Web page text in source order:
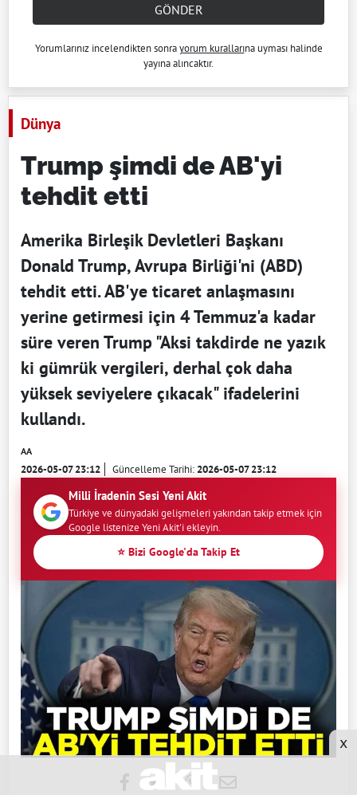
GÖNDER
Yorumlarınız incelendikten sonrayorum kurallarına uyması halinde
yayına alıncaktır.
Dünya
Trump şimdi de AB'yi
tehdit etti
Amerika Birleşik Devletleri Başkanı
Donald Trump, Avrupa Birliği'ni (ABD)
tehdit etti. AB'ye ticaret anlaşmasını
yerine getirmesi için 4 Temmuz'a kadar
süre veren Trump "Aksi takdirde ne yazık
ki gümrük vergileri, derhal çok daha
yüksek seviyelere çıkacak" ifadelerini
kullandı.
AA
2026-05-07 23:12 Güncelleme Tarihi:2026-05-07 23:12
Milli İradenin Sesi Yeni Akit
Türkiye ve dünyadaki gelişmeleri yakından takip etmek için
Google listenize Yeni Akit'i ekleyin.
⭐ Bizi Google'da Takip Et
x